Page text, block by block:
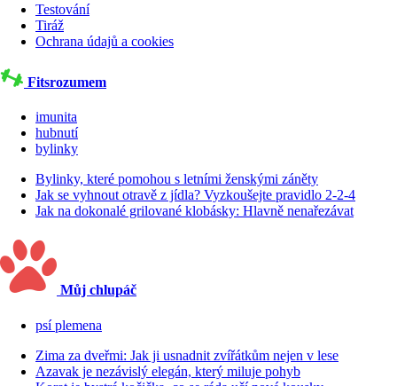
Testování
Tiráž
Ochrana údajů a cookies
Fitsrozumem
imunita
hubnutí
bylinky
Bylinky, které pomohou s letními ženskými záněty
Jak se vyhnout otravě z jídla? Vyzkoušejte pravidlo 2-2-4
Jak na dokonalé grilované klobásky: Hlavně nenařezávat
Můj chlupáč
psí plemena
Zima za dveřmi: Jak ji usnadnit zvířátkům nejen v lese
Azavak je nezávislý elegán, který miluje pohyb